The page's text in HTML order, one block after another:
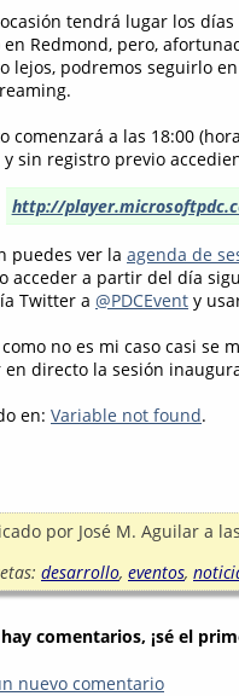
tendrá lugar los días
en Redmond, pero,
lejos, podremos seguirlo
comenzará a las 18:00
sin registro previo
http://
puedes ver la agenda de
acceder a partir del día
Twitter a @PDCEvent y
no es mi caso casi se
en directo la sesión
en: Variable not found.
por José M. Aguilar a
desarrollo, eventos,
comentarios, ¡sé el
nuevo comentario